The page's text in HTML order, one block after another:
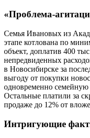
«Проблема-
Семья Ивановых из
этапе котлована по
объект, доплатив 400
непредвиденных
в Новосибирске за
выгоду от покупки
одновременно семейную
Остальные платили за
продаже до 12% от
Интригующие